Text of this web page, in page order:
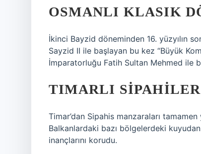
OSMANLI KLASIK
İkinci Bayzid döneminden 16. yüzyılın
Sayzid II ile başlayan bu kez “Büyük
İmparatorluğu Fatih Sultan Mehmed ile
TIMARLI
Timar’dan Sipahis manzaraları
Balkanlardaki bazı bölgelerdeki
inançlarını korudu.